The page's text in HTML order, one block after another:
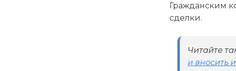
Гражданским
сделки.
Читайте
и вносить